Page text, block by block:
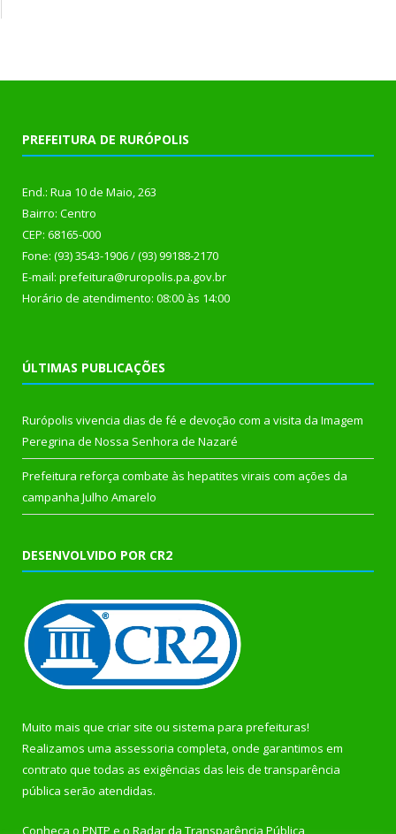
PREFEITURA DE RURÓPOLIS
End.: Rua 10 de Maio, 263
Bairro: Centro
CEP: 68165-000
Fone: (93) 3543-1906 / (93) 99188-2170
E-mail: prefeitura@ruropolis.pa.gov.br
Horário de atendimento: 08:00 às 14:00
ÚLTIMAS PUBLICAÇÕES
Rurópolis vivencia dias de fé e devoção com a visita da Imagem
Peregrina de Nossa Senhora de Nazaré
Prefeitura reforça combate às hepatites virais com ações da
campanha Julho Amarelo
DESENVOLVIDO POR CR2
Muito mais que criar site ou sistema para prefeituras!
Realizamos uma assessoria completa, onde garantimos em
contrato que todas as exigências das leis de transparência
pública serão atendidas.
Conheça o PNTP e o Radar da Transparência Pública